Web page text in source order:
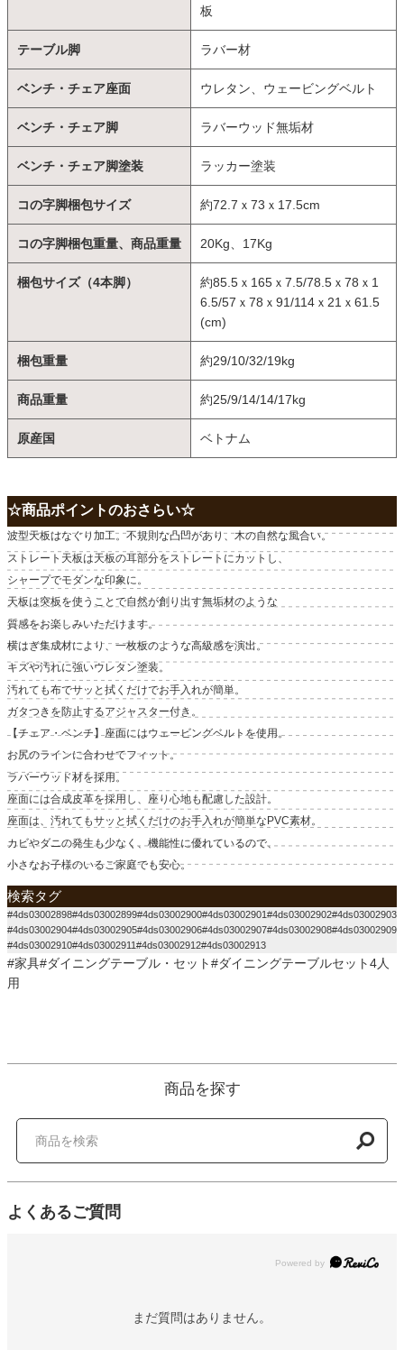
板
テーブル脚 ラバー材
ベンチ・チェア座面 ウレタン、ウェービングベルト
ベンチ・チェア脚 ラバーウッド無垢材
ベンチ・チェア脚塗装 ラッカー塗装
コの字脚梱包サイズ 約72.7ｘ73ｘ17.5cm
コの字脚梱包重量、商品重量 20Kg、17Kg
梱包サイズ（4本脚）
約85.5ｘ165ｘ7.5/78.5ｘ78ｘ1
6.5/57ｘ78ｘ91/114ｘ21ｘ61.5
(cm)
梱包重量 約29/10/32/19kg
商品重量 約25/9/14/14/17kg
原産国 ベトナム
☆商品ポイントのおさらい☆
波型天板はなぐり加工。不規則な凸凹があり、木の自然な風合い。
ストレート天板は天板の耳部分をストレートにカットし、
シャープでモダンな印象に。
天板は突板を使うことで自然が創り出す無垢材のような
質感をお楽しみいただけます。
横はぎ集成材により、一枚板のような高級感を演出。
キズや汚れに強いウレタン塗装。
汚れても布でサッと拭くだけでお手入れが簡単。
ガタつきを防止するアジャスター付き。
【チェア・ベンチ】座面にはウェービングベルトを使用。
お尻のラインに合わせてフィット。
ラバーウッド材を採用。
座面には合成皮革を採用し、座り心地も配慮した設計。
座面は、汚れてもサッと拭くだけのお手入れが簡単なPVC素材。
カビやダニの発生も少なく、機能性に優れているので、
小さなお子様のいるご家庭でも安心。
検索タグ
#4ds03002898#4ds03002899#4ds03002900#4ds03002901#4ds03002902#4ds03002903
#4ds03002904#4ds03002905#4ds03002906#4ds03002907#4ds03002908#4ds03002909
#4ds03002910#4ds03002911#4ds03002912#4ds03002913
#家具#ダイニングテーブル・セット#ダイニングテーブルセット4人
用
商品を探す
よくあるご質問
Powered by
まだ質問はありません。